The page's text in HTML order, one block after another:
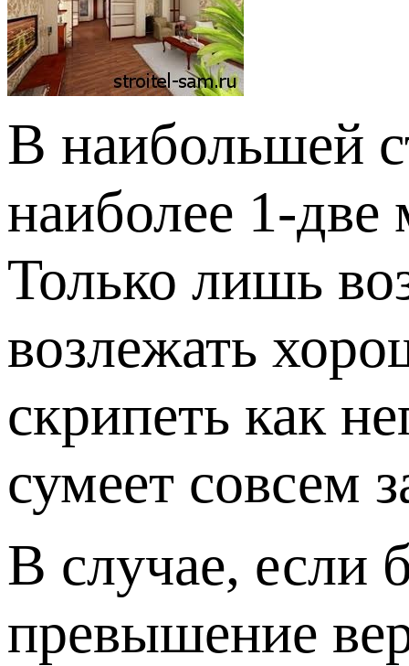
В наибольшей
наиболее 1-две
Только лишь
возлежать
скрипеть как
сумеет совсем
В случае, если
превышение